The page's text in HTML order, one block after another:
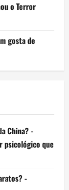
o Terror
gosta de
China? -
psicológico que
-